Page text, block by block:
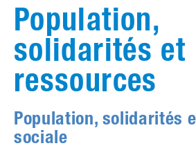
Population,
solidarités et
ressources
Population, solidarités
sociale